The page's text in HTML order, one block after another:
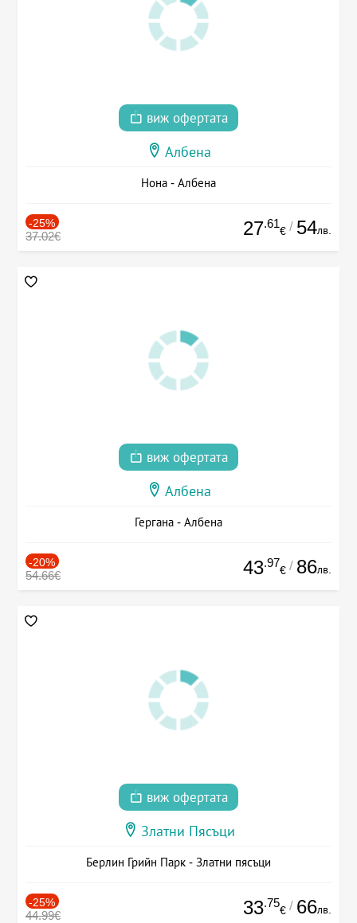
виж офертата
Албена
Нона - Албена
-25%
37.02€ 27.61
€ / 54лв.
виж офертата
Албена
Гергана - Албена
-20%
54.66€ 43.97
€ / 86лв.
виж офертата
Златни Пясъци
Берлин Грийн Парк - Златни пясъци
-25%
44.99€ 33.75
€ / 66лв.